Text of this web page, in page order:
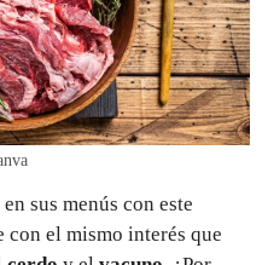
sus menús con este
con el mismo interés que